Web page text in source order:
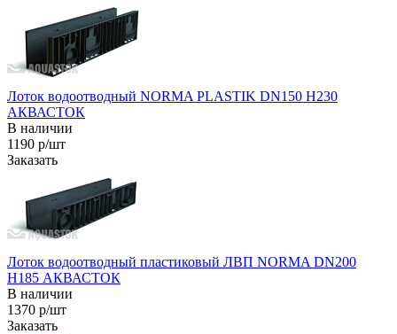
Лоток водоотводный NORMA PLASTIK DN150 H230
АКВАСТОК
В наличии
1190 р/шт
Заказать
Лоток водоотводный пластиковый ЛВП NORMA DN200
H185 АКВАСТОК
В наличии
1370 р/шт
Заказать